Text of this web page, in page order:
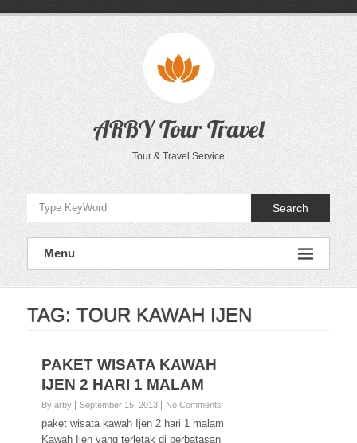
ARBY Tour Travel
Tour & Travel Service
Search
Menu
TAG: TOUR KAWAH IJEN
PAKET WISATA KAWAH
IJEN 2 HARI 1 MALAM
By arby September 15, 2013 No Comments
paket wisata kawah Ijen 2 hari 1 malam
Kawah Ijen yang terletak di perbatasan